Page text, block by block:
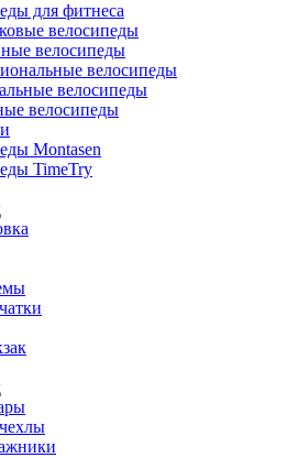
для фитнеса
велосипеды
велосипеды
велосипеды
велосипеды
велосипеды
Montasen
TimeTry